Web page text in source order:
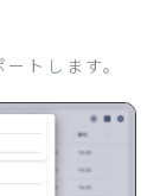
トします。